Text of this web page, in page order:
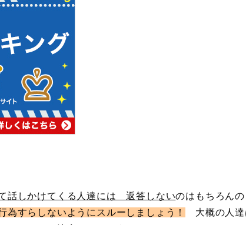
話しかけてくる人達には 返答しないのはもちろんの
すらしないようにスルーしましょう！
大概の人達